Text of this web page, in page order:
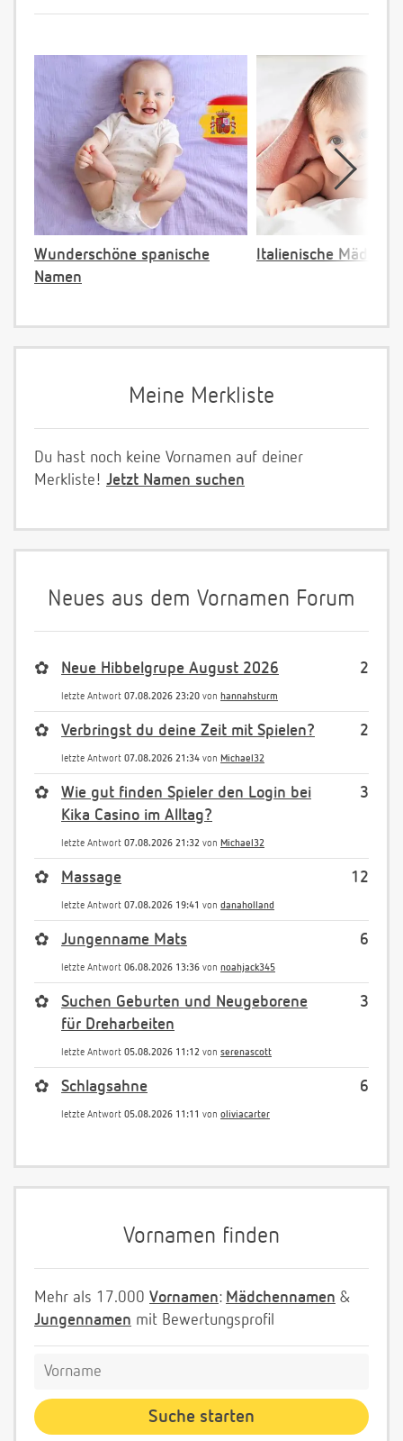
Wunderschöne spanische
Namen
Italienische
Meine Merkliste
Du hast noch keine Vornamen auf deiner
Merkliste! Jetzt Namen suchen
Neues aus dem Vornamen Forum
2
✿ Neue Hibbelgrupe August 2026
letzte Antwort 07.08.2026 23:20 von hannahsturm
2
✿ Verbringst du deine Zeit mit Spielen?
letzte Antwort 07.08.2026 21:34 von Michael32
3
✿
Wie gut finden Spieler den Login bei
Kika Casino im Alltag?
letzte Antwort 07.08.2026 21:32 von Michael32
12
✿ Massage
letzte Antwort 07.08.2026 19:41 von danaholland
6
✿ Jungenname Mats
letzte Antwort 06.08.2026 13:36 von noahjack345
3
✿
Suchen Geburten und Neugeborene
für Dreharbeiten
letzte Antwort 05.08.2026 11:12 von serenascott
6
✿ Schlagsahne
letzte Antwort 05.08.2026 11:11 von oliviacarter
Vornamen finden
Mehr als 17.000 Vornamen: Mädchennamen &
Jungennamen mit Bewertungsprofil